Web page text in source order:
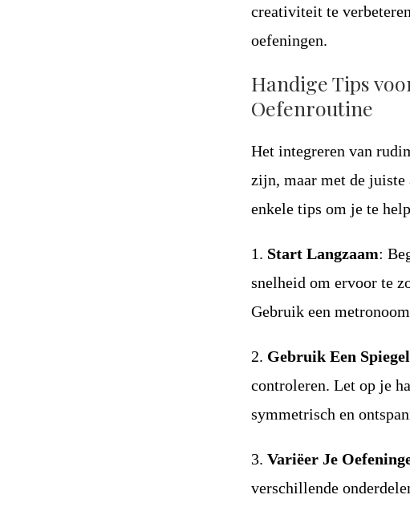
creativiteit te
oefeningen.
Handige Tips
Oefenroutine
Het integreren van
zijn, maar met de
enkele tips om je te
1. Start Langzaam:
snelheid om ervoor te
Gebruik een
2. Gebruik Een Spiegel
controleren. Let op je
symmetrisch en
3.Variëer Je
verschillende